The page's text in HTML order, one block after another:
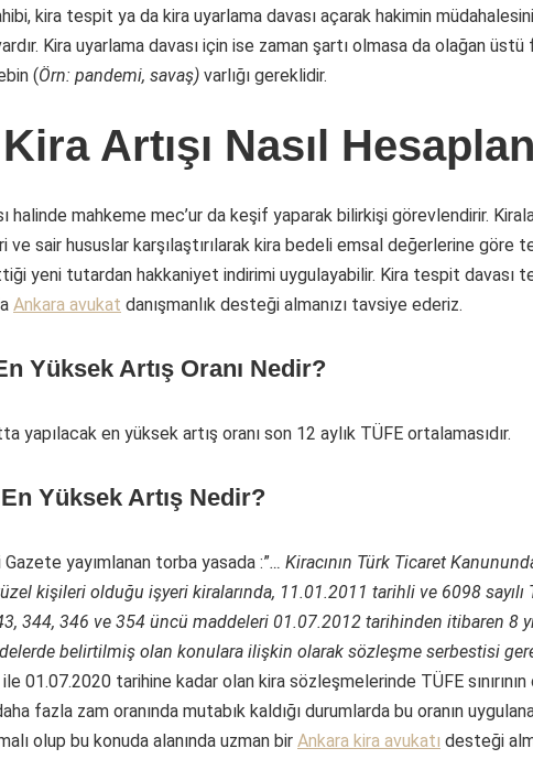
kira tespit ya da kira uyarlama davası açarak hakimin
Kira uyarlama davası için ise zaman şartı olmasa da olağan üstü
(Örn: pandemi, savaş) varlığı gereklidir.
Artışı Nasıl
halinde mahkeme mec’ur da keşif yaparak bilirkişi görevlendirir.
sair hususlar karşılaştırılarak kira bedeli emsal değerlerine göre
yeni tutardan hakkaniyet indirimi uygulayabilir. Kira tespit davası
Ankara avukat danışmanlık desteği almanızı tavsiye ederiz.
Yüksek Artış Oranı Nedir?
yapılacak en yüksek artış oranı son 12 aylık TÜFE ortalamasıdır.
Yüksek Artış Nedir?
yayımlanan torba yasada :”… Kiracının Türk Ticaret
kişileri olduğu işyeri kiralarında, 11.01.2011 tarihli ve 6098 sayılı
344, 346 ve 354 üncü maddeleri 01.07.2012 tarihinden itibaren 8
belirtilmiş olan konulara ilişkin olarak sözleşme serbestisi
01.07.2020 tarihine kadar olan kira sözleşmelerinde TÜFE sınırının
fazla zam oranında mutabık kaldığı durumlarda bu oranın
olup bu konuda alanında uzman bir Ankara kira avukatı desteği